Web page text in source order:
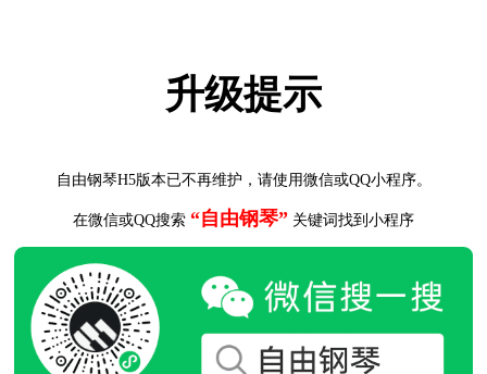
升级提示
自由钢琴H5版本已不再维护，请使用微信或QQ小程序。
在微信或QQ搜索 “自由钢琴” 关键词找到小程序